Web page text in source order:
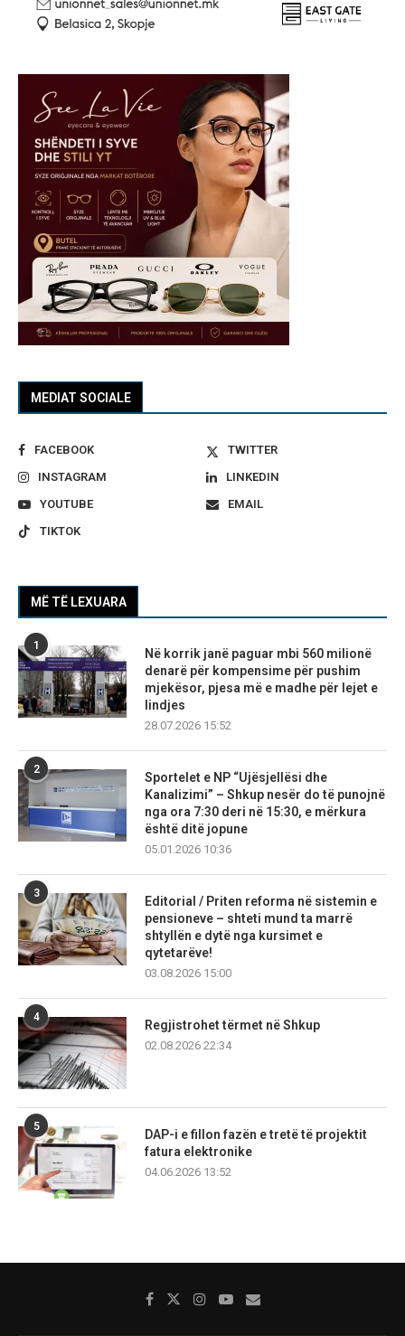
MEDIAT SOCIALE
FACEBOOK
TWITTER
INSTAGRAM
LINKEDIN
YOUTUBE
EMAIL
TIKTOK
MË TË LEXUARA
1
Në korrik janë paguar mbi 560 milionë
denarë për kompensime për pushim
mjekësor, pjesa më e madhe për lejet e
lindjes
28.07.2026 15:52
2
Sportelet e NP “Ujësjellësi dhe
Kanalizimi” – Shkup nesër do të punojnë
nga ora 7:30 deri në 15:30, e mërkura
është ditë jopune
05.01.2026 10:36
3
Editorial / Priten reforma në sistemin e
pensioneve – shteti mund ta marrë
shtyllën e dytë nga kursimet e
qytetarëve!
03.08.2026 15:00
4
Regjistrohet tërmet në Shkup
02.08.2026 22:34
5
DAP-i e fillon fazën e tretë të projektit
fatura elektronike
04.06.2026 13:52